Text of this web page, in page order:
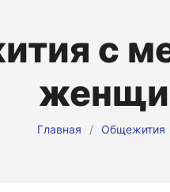
с
Главная / Общежития